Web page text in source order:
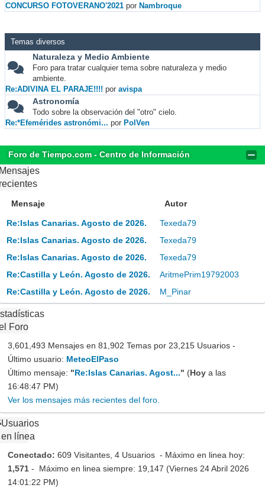
CONCURSO FOTOVERANO'2021 por Nambroque
Temas diversos
Naturaleza y Medio Ambiente
Foro para tratar cualquier tema sobre naturaleza y medio
ambiente.
Re:ADIVINA EL PARAJE!!!! por avispa
Astronomía
Todo sobre la observación del "otro" cielo.
Re:*Efemérides astronómi... por PolVen
Foro de Tiempo.com - Centro de Información
Mensaje Autor
Re:Islas Canarias. Agosto de 2026.
Texeda79
Re:Islas Canarias. Agosto de 2026.
Texeda79
Re:Islas Canarias. Agosto de 2026.
Texeda79
Re:Castilla y León. Agosto de 2026.
AritmePrim19792003
Re:Castilla y León. Agosto de 2026.
M_Pinar
Foro
3,601,493 Mensajes en 81,902 Temas por 23,215 Usuarios -
Último usuario: MeteoElPaso
Último mensaje: "Re:Islas Canarias. Agost..." (Hoy a las
16:48:47 PM)
Ver los mensajes más recientes del foro.
Usuarios
en línea
Conectado: 609 Visitantes, 4 Usuarios - Máximo en linea hoy:
1,571 - Máximo en linea siempre: 19,147 (Viernes 24 Abril 2026
14:01:22 PM)